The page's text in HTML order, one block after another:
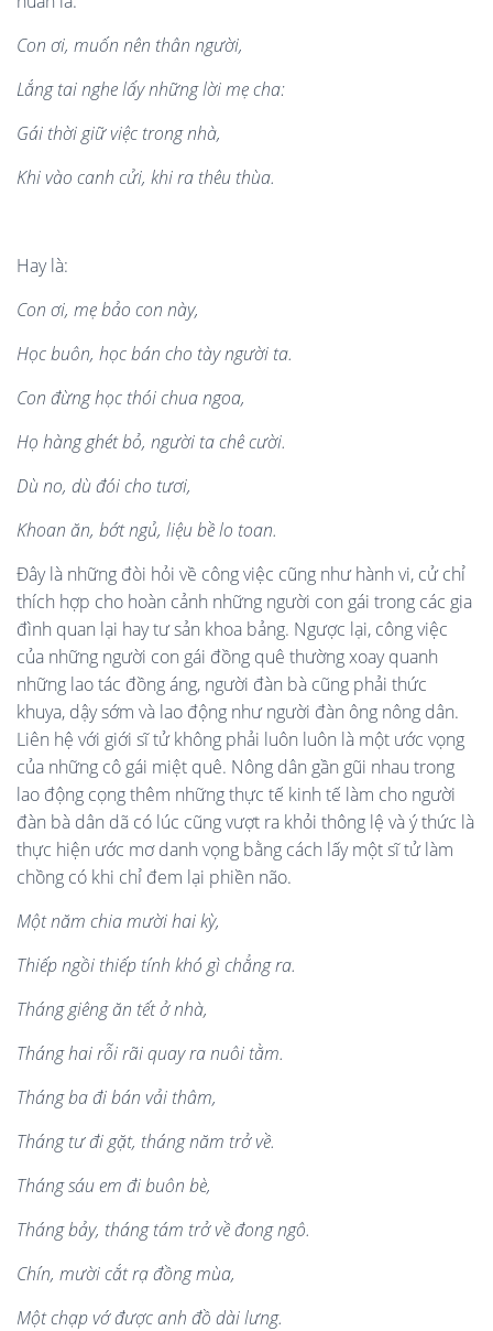
Con ơi, muốn nên thân người,
Lắng tai nghe lấy những lời mẹ cha:
Gái thời giữ việc trong nhà,
Khi vào canh cửi, khi ra thêu thùa.
Hay là:
Con ơi, mẹ bảo con này,
Học buôn, học bán cho tày người ta.
Con đừng học thói chua ngoa,
Họ hàng ghét bỏ, người ta chêcười.
Dù no, dù đói cho tươi,
Khoan ăn, bớt ngủ, liệu bề lo toan.
Đây là những đòi hỏi về công việc cũng như hành vi, cử chỉ
thích hợp cho hoàn cảnh những người con gái trong các gia
đình quan lại hay tư sản khoa bảng. Ngược lại, công việc
của những người con gái đồng quê thường xoay quanh
những lao tác đồng áng, người đàn bà cũng phải thức
khuya, dậy sớm và lao động như người đàn ông nông dân.
Liên hệ với giới sĩ tử không phải luôn luôn là một ước vọng
của những cô gái miệt quê. Nông dân gần gũi nhau trong
lao động cọng thêm những thực tế kinh tế làm cho người
đàn bà dân dã có lúc cũng vượt ra khỏi thông lệ và ý thức là
thực hiện ước mơ danh vọng bằng cách lấy một sĩ tử làm
chồng có khi chỉ đem lại phiền não.
Một năm chia mười hai kỳ,
Thiếp ngồi thiếp tính khó gìchẳng ra.
Tháng giêng ăn tết ởnhà,
Tháng hai rỗi rãi quay ra nuôi tằm.
Tháng ba đi bán vải thâm,
Tháng tư đi gặt, tháng năm trở về.
Tháng sáu em đi buôn bè,
Tháng bảy, tháng tám trở về đong ngô.
Chín, mười cắt rạ đồng mùa,
Một chạp vớ được anh đồ dài lưng.